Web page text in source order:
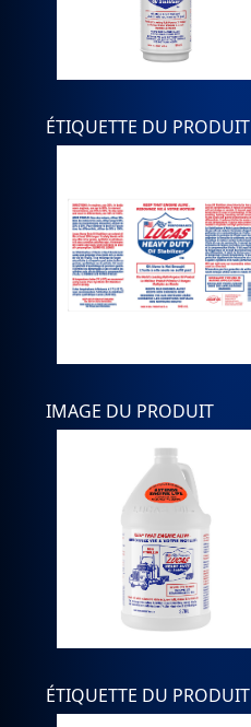
ÉTIQUETTE DU PRODUIT
IMAGE DU PRODUIT
ÉTIQUETTE DU PRODUIT